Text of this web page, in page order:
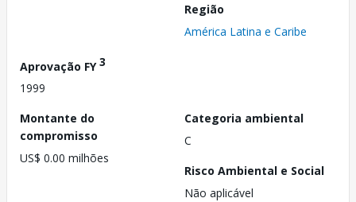
Região
América Latina e Caribe
Aprovação FY3
1999
Montante do
compromisso
US$ 0.00 milhões
Categoria ambiental
C
Risco Ambiental e Social
Não aplicável